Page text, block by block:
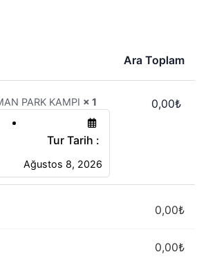
Ara Toplam
PARK KAMPI × 1
Tur Tarih :
Ağustos 8, 2026
0,00₺
0,00₺
0,00₺